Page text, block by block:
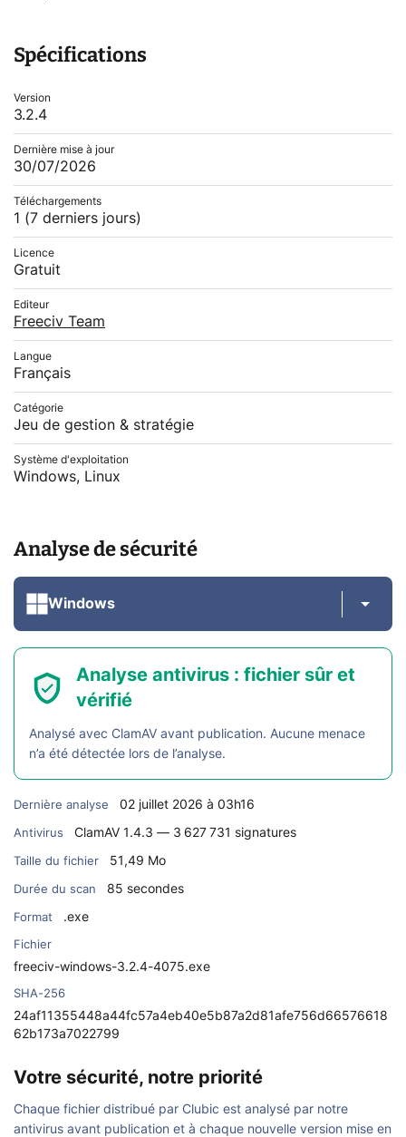
Spécifications
Version
3.2.4
Dernière mise à jour
30/07/2026
Téléchargements
1 (7 derniers jours)
Licence
Gratuit
Editeur
Freeciv Team
Langue
Français
Catégorie
Jeu de gestion & stratégie
Système d'exploitation
Windows, Linux
Analyse de sécurité
Windows
Analyse antivirus : fichier sûr et
vérifié
Analysé avec ClamAV avant publication. Aucune menace
n’a été détectée lors de l’analyse.
Dernière analyse 02 juillet 2026 à 03h16
Antivirus ClamAV 1.4.3 — 3 627 731 signatures
Taille du fichier 51,49 Mo
Durée du scan 85 secondes
Format .exe
Fichier
freeciv-windows-3.2.4-4075.exe
SHA-256
24af11355448a44fc57a4eb40e5b87a2d81afe756d66576618
62b173a7022799
Votre sécurité, notre priorité
Chaque fichier distribué par Clubic est analysé par notre
antivirus avant publication et à chaque nouvelle version mise en